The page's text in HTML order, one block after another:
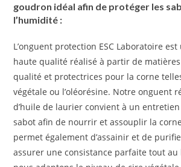
goudron idéal afin de protéger les
l’humidité :
L’onguent protection ESC Laboratoire
haute qualité réalisé à partir de
qualité et protectrices pour la corne
végétale ou l’oléorésine. Notre onguent
d’huile de laurier convient à un
sabot afin de nourrir et assouplir la
permet également d’assainir et de
assurer une consistance parfaite tout au